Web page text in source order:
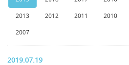
2013 2012 2011 2010
2007
2019.07.19